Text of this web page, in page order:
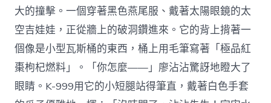
大的撞擊。一個穿著黑色燕尾服、戴著太陽眼鏡的太
空吉娃娃，正從牆上的破洞鑽進來。它的背上揹著一
個像是小型瓦斯桶的東西，桶上用毛筆寫著「極品紅
棗枸杞燃料」。「你怎麼——」廖沾沾驚訝地瞪大了
眼睛。K-999用它的小短腿站得筆直，戴著白色手套